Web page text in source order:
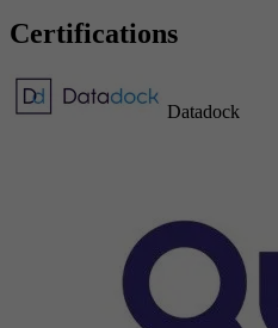
Certifications
Datadock